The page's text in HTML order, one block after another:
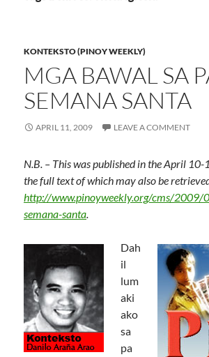
KONTEKSTO (PINOY WEEKLY)
MGA BAWAL SA
SEMANA SANTA
APRIL 11, 2009 LEAVE A COMMENT
N.B. – This was published in the April
the full text of which may also be
http://www.pinoyweekly.org/cms/2009/
semana-santa.
Dah
il
lum
aki
ako
sa
pa